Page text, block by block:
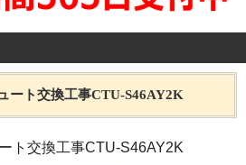
ート交換工事CTU-S46AY2K
ト交換工事CTU-S46AY2K